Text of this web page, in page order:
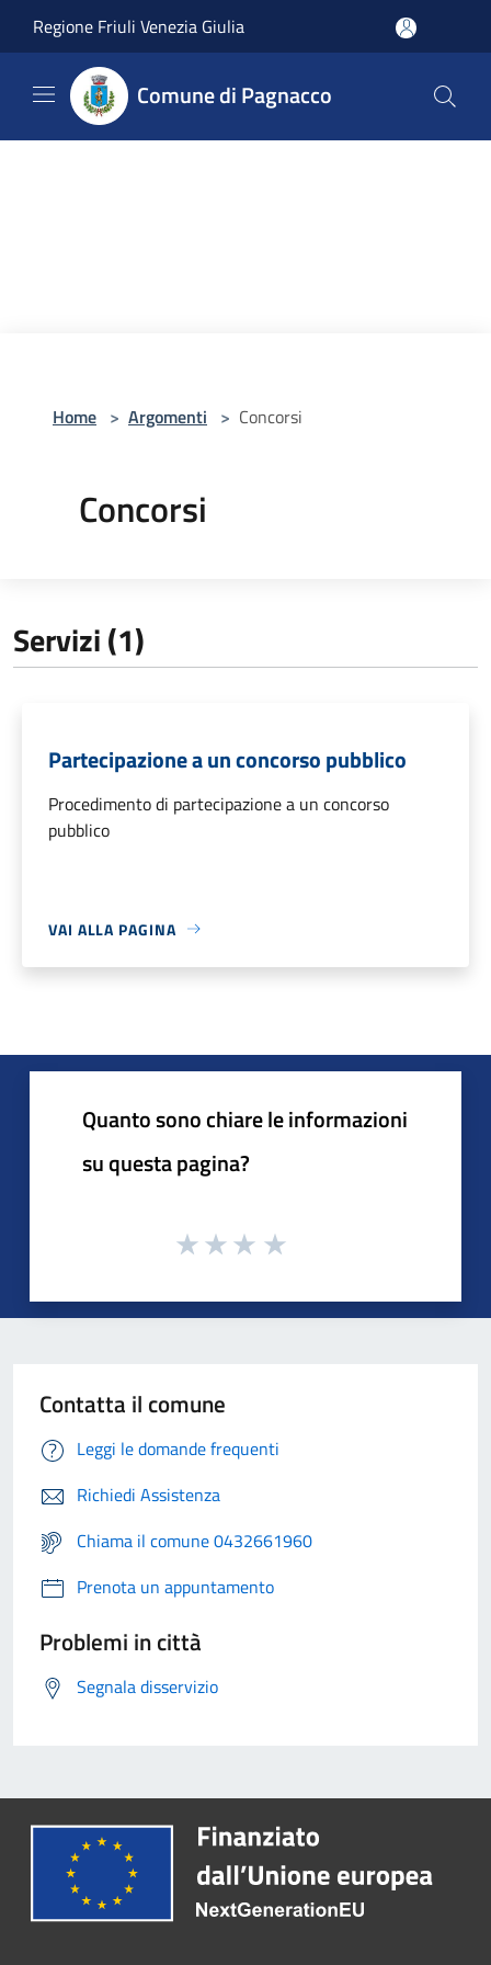
Regione Friuli Venezia Giulia
Comune di Pagnacco
Home > Argomenti > Concorsi
Concorsi
Servizi (1)
Partecipazione a un concorso pubblico
Procedimento di partecipazione a un concorso
pubblico
VAI ALLA PAGINA
Quanto sono chiare le informazioni
su questa pagina?
Contatta il comune
Leggi le domande frequenti
Richiedi Assistenza
Chiama il comune 0432661960
Prenota un appuntamento
Problemi in città
Segnala disservizio